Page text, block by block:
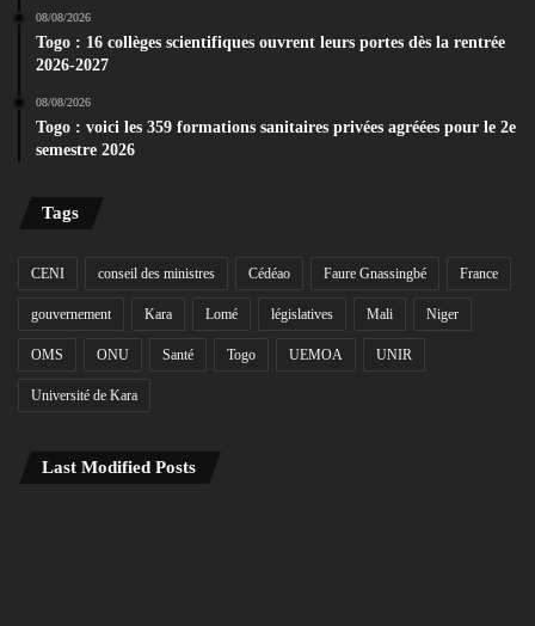
08/08/2026
Togo : 16 collèges scientifiques ouvrent leurs portes dès la rentrée
2026-2027
08/08/2026
Togo : voici les 359 formations sanitaires privées agréées pour le 2e
semestre 2026
Tags
CENI conseil des ministres Cédéao Faure Gnassingbé France
gouvernement Kara Lomé législatives Mali Niger
OMS ONU Santé Togo UEMOA UNIR
Université de Kara
Last Modified Posts